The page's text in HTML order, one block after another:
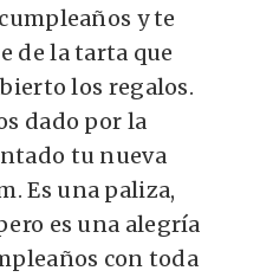
y te
de la tarta que
los regalos.
dado por la
tu nueva
Es una paliza,
es una alegría
con toda